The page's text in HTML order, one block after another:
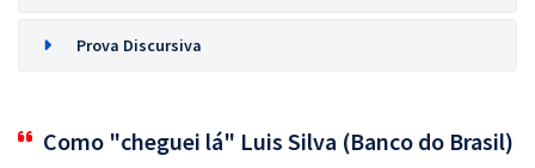
Prova Discursiva
Como "cheguei lá" Luis Silva (Banco do Brasil)